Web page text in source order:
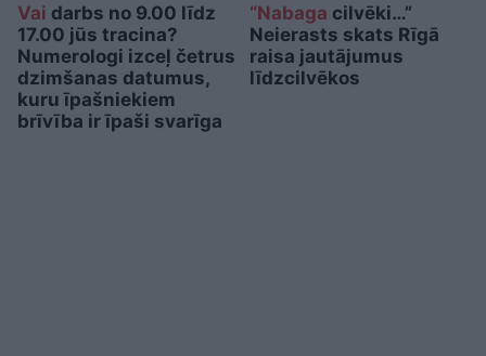
Vai darbs no 9.00 līdz
17.00 jūs tracina?
Numerologi izceļ četrus
dzimšanas datumus,
kuru īpašniekiem
brīvība ir īpaši svarīga
“Nabaga cilvēki…”
Neierasts skats Rīgā
raisa jautājumus
līdzcilvēkos